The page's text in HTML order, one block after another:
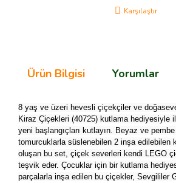
Karşılaştır
Ürün Bilgisi Yorumlar
8 yaş ve üzeri hevesli çiçekçiler ve
Kiraz Çiçekleri (40725) kutlama hediyesiyle
yeni başlangıçları kutlayın. Beyaz ve
tomurcuklarla süslenebilen 2 inşa edilebilen
oluşan bu set, çiçek severleri kendi LEGO
teşvik eder. Çocuklar için bir kutlama
parçalarla inşa edilen bu çiçekler, Sevgililer